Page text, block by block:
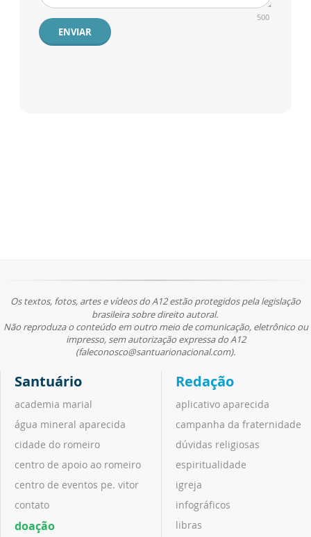
500
ENVIAR
Os textos, fotos, artes e vídeos do A12 estão protegidos pela legislação
brasileira sobre direito autoral.
Não reproduza o conteúdo em outro meio de comunicação, eletrônico ou
impresso, sem autorização expressa do A12
(faleconosco@santuarionacional.com).
Santuário
academia marial
água mineral aparecida
cidade do romeiro
centro de apoio ao romeiro
centro de eventos pe. vitor
contato
doação
Redação
aplicativo aparecida
campanha da fraternidade
dúvidas religiosas
espiritualidade
igreja
infográficos
libras